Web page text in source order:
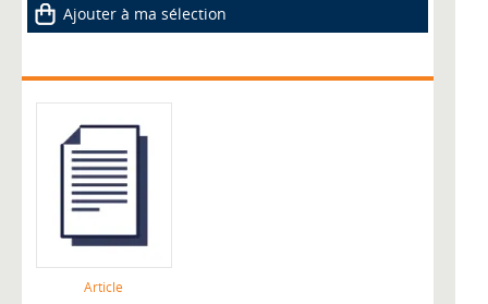
Ajouter à ma sélection
Article